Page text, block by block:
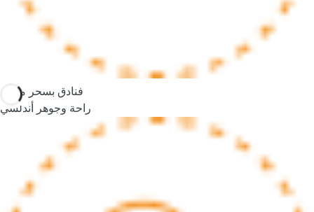
n
فنادق بسحر محلي
راحة وجوهر أندلسي